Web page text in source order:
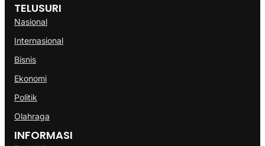
TELUSURI
Nasional
Internasional
Bisnis
Ekonomi
Politik
Olahraga
INFORMASI